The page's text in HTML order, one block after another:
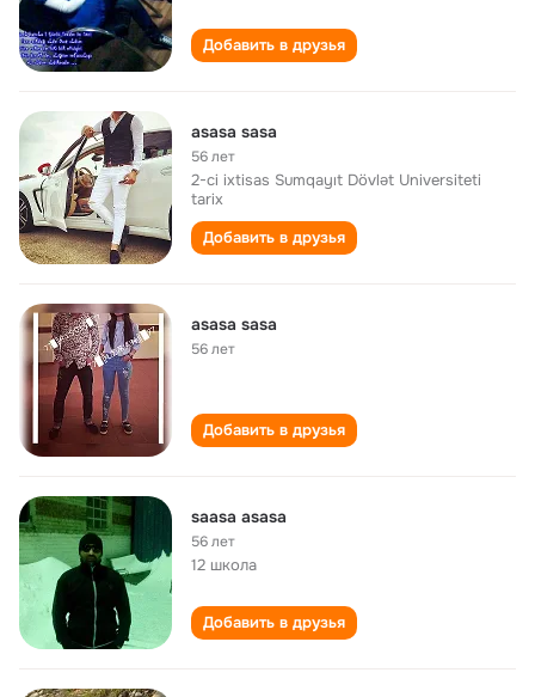
Добавить в друзья
asasa sasa
56 лет
2-ci ixtisas Sumqayıt Dövlət Universiteti
tarix
Добавить в друзья
asasa sasa
56 лет
Добавить в друзья
saasa asasa
56 лет
12 школа
Добавить в друзья